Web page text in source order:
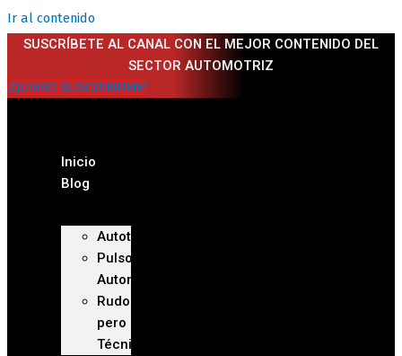
Ir al contenido
SUSCRÍBETE AL CANAL CON EL MEJOR CONTENIDO DEL
SECTOR AUTOMOTRIZ
¡QUIERO SUSCRIBIRME!
Inicio
Blog
Autoteca
Pulso
Automotriz
Rudo
pero
Técnico